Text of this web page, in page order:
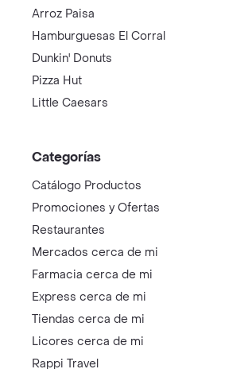
Arroz Paisa
Hamburguesas El Corral
Dunkin' Donuts
Pizza Hut
Little Caesars
Categorías
Catálogo Productos
Promociones y Ofertas
Restaurantes
Mercados cerca de mi
Farmacia cerca de mi
Express cerca de mi
Tiendas cerca de mi
Licores cerca de mi
Rappi Travel